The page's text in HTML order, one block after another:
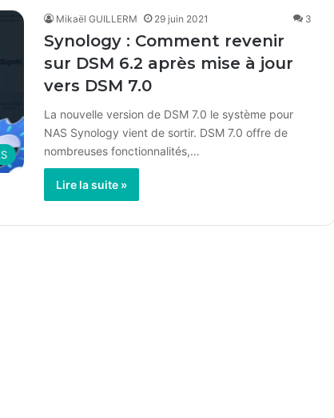
Mikaël GUILLERM 29 juin 2021 3
Synology : Comment revenir
sur DSM 6.2 après mise à jour
vers DSM 7.0
La nouvelle version de DSM 7.0 le système pour
NAS Synology vient de sortir. DSM 7.0 offre de
nombreuses fonctionnalités,…
Lire la suite »